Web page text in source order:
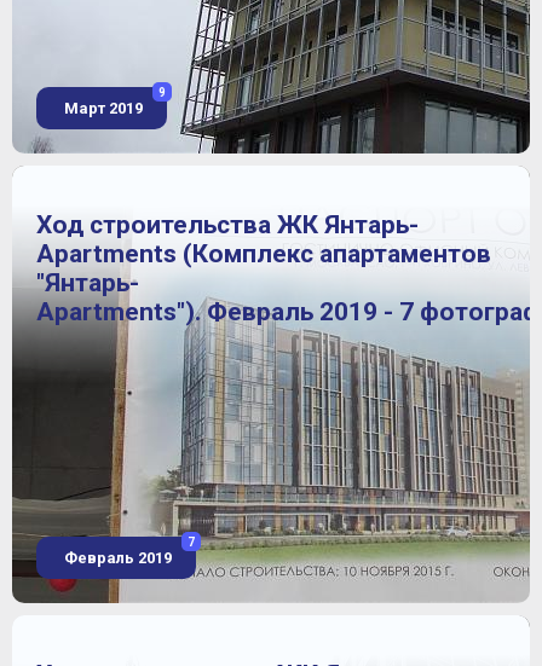
Март 2019
9
Ход строительства ЖК Янтарь-
Apartments (Комплекс апартаментов
"Янтарь-
Apartments"). Февраль 2019 - 7
Февраль 2019
7